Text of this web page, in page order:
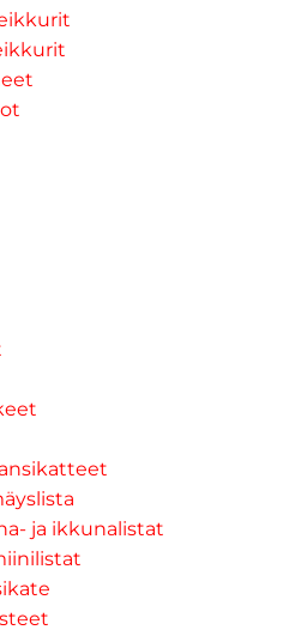
ja ikkunalistat